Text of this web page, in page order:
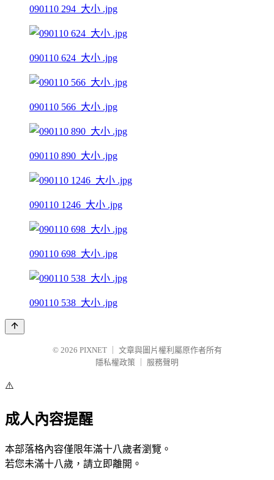
090110 294_大小 .jpg
090110 624_大小 .jpg
090110 566_大小 .jpg
090110 890_大小 .jpg
090110 1246_大小 .jpg
090110 698_大小 .jpg
090110 538_大小 .jpg
© 2026 PIXNET
文章與圖片權利屬原作者所有
隱私權政策
服務聲明
⚠️
成人內容提醒
本部落格內容僅限年滿十八歲者瀏覽。
若您未滿十八歲，請立即離開。